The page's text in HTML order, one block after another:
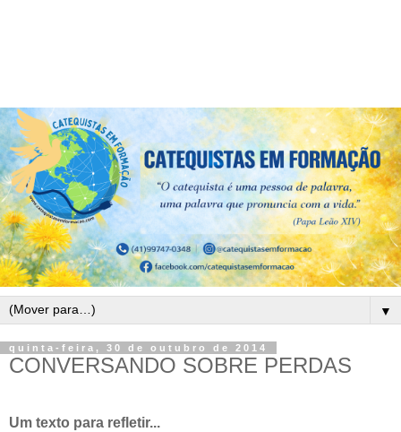
▼
quinta-feira, 30 de outubro de 2014
CONVERSANDO SOBRE PERDAS
Um texto para refletir...